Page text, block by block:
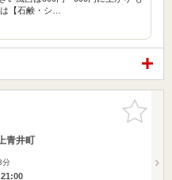
【石鹸・シ…
お気に入
りに追加
青井町
分